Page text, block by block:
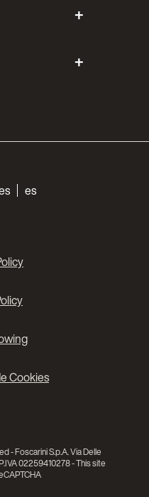
es
Cookies
- Foscarini S.p.A. Via Delle
02259410278 - This site